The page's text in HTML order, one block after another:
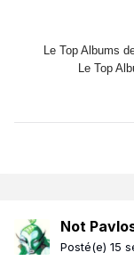
Le Top Albums
Le Top
Not
Posté(e) 15